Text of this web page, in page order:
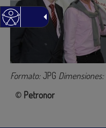
Formato: JPG Dimensiones:
© Petronor